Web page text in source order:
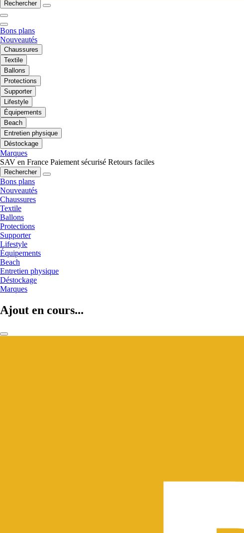
Rechercher
Bons plans
Nouveautés
Chaussures
Textile
Ballons
Protections
Supporter
Lifestyle
Équipements
Beach
Entretien physique
Déstockage
Marques
SAV en France Paiement sécurisé Retours faciles
Rechercher
Bons plans
Nouveautés
Chaussures
Textile
Ballons
Protections
Supporter
Lifestyle
Équipements
Beach
Entretien physique
Déstockage
Marques
Ajout en cours...